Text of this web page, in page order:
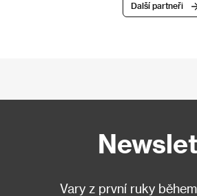
Další partneři
Vary z první ruky